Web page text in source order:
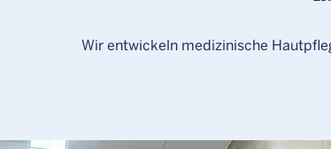
Wir entwickeln medizinische